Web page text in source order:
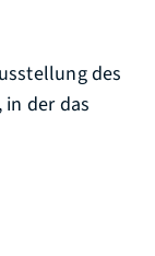
des
in der das